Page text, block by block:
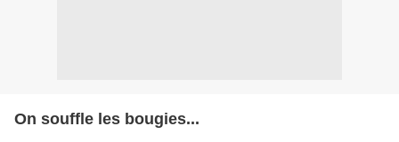
On souffle les bougies...